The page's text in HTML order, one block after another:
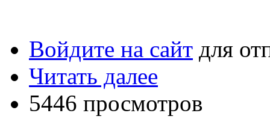
Войдите на сайт для
Читать далее
5446 просмотров